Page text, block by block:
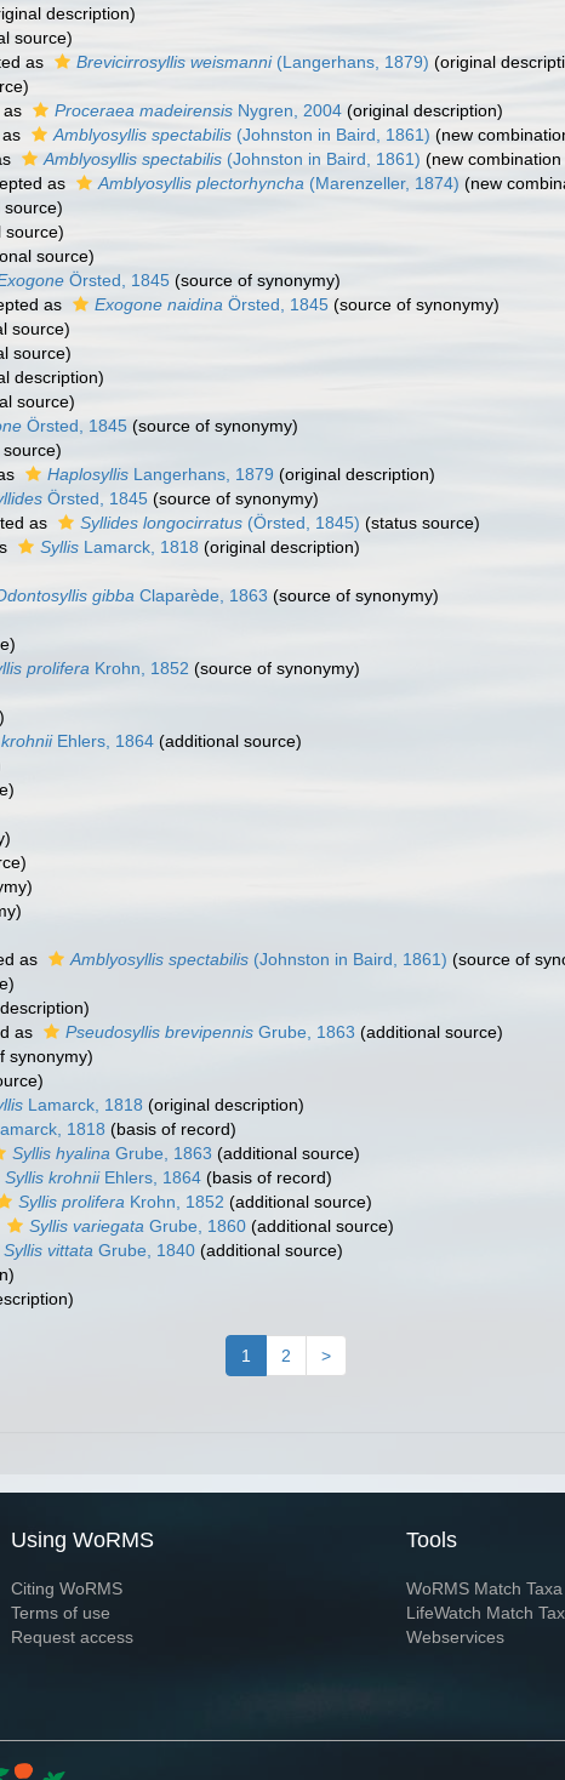
description)
source)
as Brevicirrosyllis weismanni(Langerhans, 1879) (original
as Proceraea madeirensis Nygren, 2004 (original description)
Amblyosyllis spectabilis (Johnston in Baird, 1861) (new
Amblyosyllis spectabilis (Johnston in Baird, 1861) (new
as Amblyosyllis plectorhyncha (Marenzeller, 1874) (new
source)
source)
source)
Örsted, 1845 (source of synonymy)
as Exogone naidina Örsted, 1845 (source of synonymy)
source)
source)
description)
source)
Örsted, 1845 (source of synonymy)
Haplosyllis Langerhans, 1879 (original description)
Örsted, 1845 (source of synonymy)
as Syllides longocirratus (Örsted, 1845) (status source)
Syllis Lamarck, 1818 (original description)
gibba Claparède, 1863 (source of synonymy)
prolifera Krohn, 1852 (source of synonymy)
Ehlers, 1864 (additional source)
as Amblyosyllis spectabilis (Johnston in Baird, 1861) (source of
as Pseudosyllis brevipennis Grube, 1863 (additional source)
synonymy)
Lamarck, 1818 (original description)
1818 (basis of record)
Syllis hyalina Grube, 1863 (additional source)
Syllis krohniiEhlers, 1864 (basis of record)
Syllis prolifera Krohn, 1852 (additional source)
Syllis variegata Grube, 1860 (additional source)
Syllis vittata Grube, 1840 (additional source)
1 2 >
Using WoRMS
Citing WoRMS
Terms of use
Request access
Tools
WoRMS Match Taxa
LifeWatch Match
Webservices